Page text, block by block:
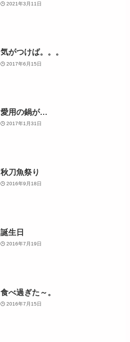
2021年3月11日
気がつけば。。。
2017年6月15日
愛用の鍋が…
2017年1月31日
秋刀魚祭り
2016年9月18日
誕生日
2016年7月19日
食べ過ぎた～。
2016年7月15日